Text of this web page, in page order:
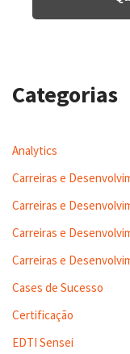
Categorias
Analytics
Carreiras e
Carreiras e
Carreiras e
Carreiras e
Cases de Sucesso
Certificação
EDTI Sensei